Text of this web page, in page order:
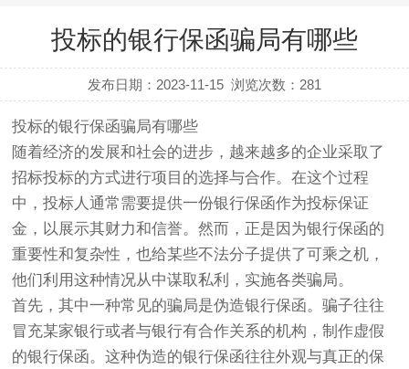
投标的银行保函骗局有哪些
发布日期：2023-11-15 浏览次数： 281
投标的银行保函骗局有哪些
随着经济的发展和社会的进步，越来越多的企业采取了
招标投标的方式进行项目的选择与合作。在这个过程
中，投标人通常需要提供一份银行保函作为投标保证
金，以展示其财力和信誉。然而，正是因为银行保函的
重要性和复杂性，也给某些不法分子提供了可乘之机，
他们利用这种情况从中谋取私利，实施各类骗局。
首先，其中一种常见的骗局是伪造银行保函。骗子往往
冒充某家银行或者与银行有合作关系的机构，制作虚假
的银行保函。这种伪造的银行保函往往外观与真正的保